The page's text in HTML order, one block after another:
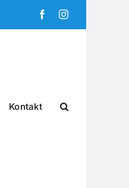
FacebookInstagram
Kontakt